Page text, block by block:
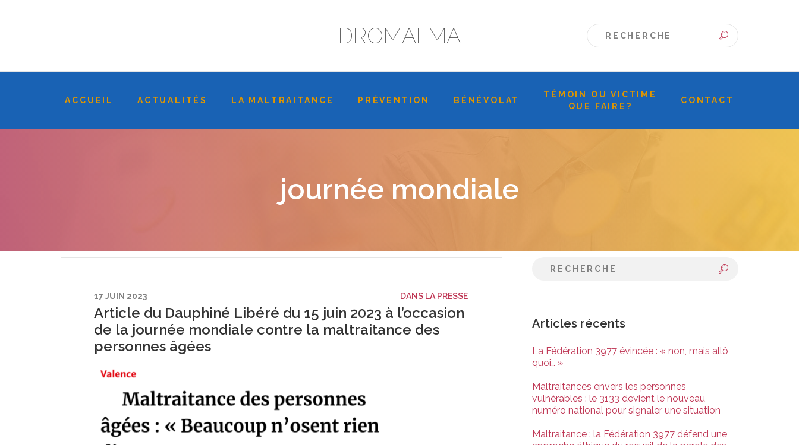
DROMALMA
ACCUEIL ACTUALITÉS LA MALTRAITANCE PRÉVENTION BÉNÉVOLAT
TÉMOIN OU VICTIME
QUE FAIRE?
CONTACT
journée mondiale
17 JUIN 2023 DANS LA PRESSE
Article du Dauphiné Libéré du 15 juin 2023 à l’occasion
de la journée mondiale contre la maltraitance des
personnes âgées
Articles récents
La Fédération 3977 évincée : « non, mais allô
quoi… »
Maltraitances envers les personnes
vulnérables : le 3133 devient le nouveau
numéro national pour signaler une situation
Maltraitance : la Fédération 3977 défend une